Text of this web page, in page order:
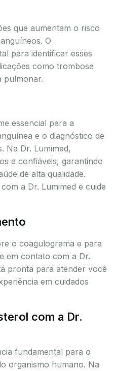
que aumentam o risco
O
para identificar esses
como trombose
pulmonar.
essencial para a
e o diagnóstico de
Na Dr. Lumimed,
e confiáveis, garantindo
de alta qualidade.
a Dr. Lumimed e cuide
o coagulograma e para
em contato com a Dr.
pronta para atender você
em cuidados
com a Dr.
fundamental para o
organismo humano. Na